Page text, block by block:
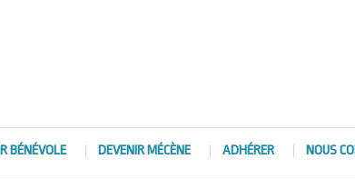
BÉNÉVOLE DEVENIR MÉCÈNE ADHÉRER NOUS